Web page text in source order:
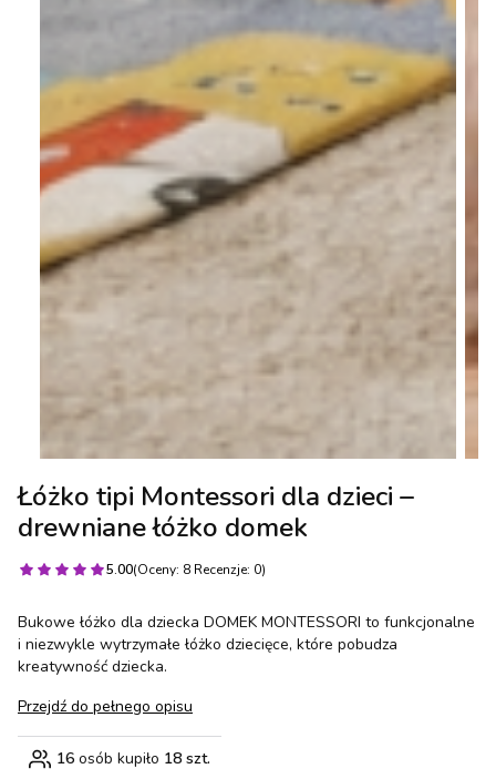
Łóżko tipi Montessori dla dzieci –
drewniane łóżko domek
5.00(Oceny: 8 Recenzje: 0)
Bukowe łóżko dla dziecka DOMEK MONTESSORI to funkcjonalne
i niezwykle wytrzymałe łóżko dziecięce, które pobudza
kreatywność dziecka.
Przejdź do pełnego opisu
16 osób kupiło 18 szt.